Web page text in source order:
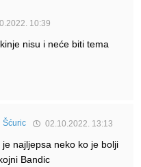
10:39
nisu i neće biti tema
Šćuric 02.10.2022. 13:13
najljepsa neko ko je bolji
Bandic